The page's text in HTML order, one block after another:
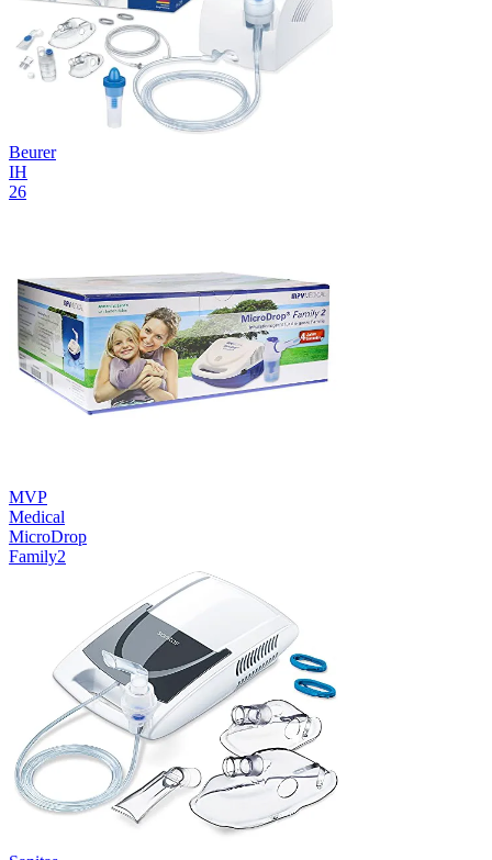
Beurer
IH
26
MVP
Medical
MicroDrop
Family2